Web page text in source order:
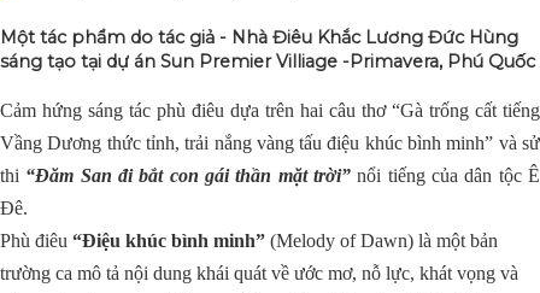
Một tác phẩm do tác giả - Nhà Điêu Khắc Lương Đức Hùng
sáng tạo tại dự án Sun Premier Villiage -Primavera, Phú Quốc
Cảm hứng sáng tác phù điêu dựa trên hai câu thơ “Gà trống cất tiếng
Vầng Dương thức tỉnh, trải nắng vàng tấu điệu khúc bình minh” và sử
thi “Đăm San đi bắt con gái thần mặt trời” nổi tiếng của dân tộc Ê
Đê.
Phù điêu “Điệu khúc bình minh” (Melody of Dawn) là một bản
trường ca mô tả nội dung khái quát về ước mơ, nỗ lực, khát vọng và